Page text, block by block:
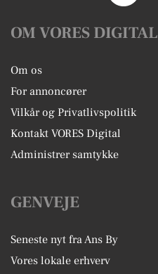
OM VORES DIGITAL
Om os
For annoncører
Vilkår og Privatlivspolitik
Kontakt VORES Digital
Administrer samtykke
GENVEJE
Seneste nyt fra Ans By
Vores lokale erhverv